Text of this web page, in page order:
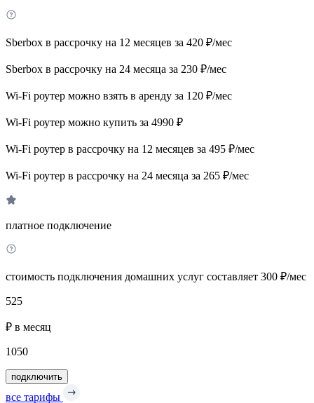
Sberbox в рассрочку на 12 месяцев за 420 ₽/мес
Sberbox в рассрочку на 24 месяца за 230 ₽/мес
Wi-Fi роутер можно взять в аренду за 120 ₽/мес
Wi-Fi роутер можно купить за 4990 ₽
Wi-Fi роутер в рассрочку на 12 месяцев за 495 ₽/мес
Wi-Fi роутер в рассрочку на 24 месяца за 265 ₽/мес
платное подключение
стоимость подключения домашних услуг составляет 300 ₽/мес
525
₽ в месяц
1050
подключить
все тарифы